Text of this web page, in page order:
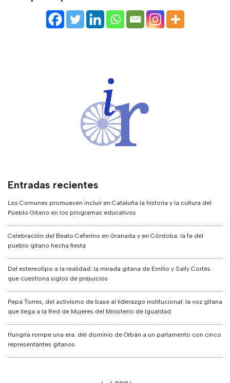
Entradas recientes
Los Comunes promueven incluir en Cataluña la historia y la cultura del
Pueblo Gitano en los programas educativos
Celebración del Beato Ceferino en Granada y en Córdoba: la fe del
pueblo gitano hecha fiesta
Del estereotipo a la realidad: la mirada gitana de Emilio y Sally Cortés
que cuestiona siglos de prejuicios
Pepa Torres, del activismo de base al liderazgo institucional: la voz gitana
que llega a la Red de Mujeres del Ministerio de Igualdad
Hungría rompe una era: del dominio de Orbán a un parlamento con cinco
representantes gitanos